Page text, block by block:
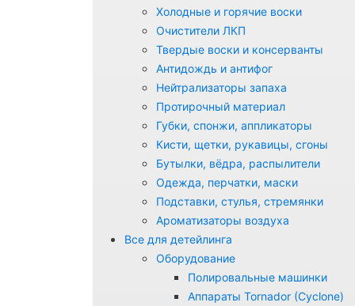
Холодные и горячие воски
Очистители ЛКП
Твердые воски и консерванты
Антидождь и антифог
Нейтрализаторы запаха
Протирочный материал
Губки, спонжи, аппликаторы
Кисти, щетки, рукавицы, сгоны
Бутылки, вёдра, распылители
Одежда, перчатки, маски
Подставки, стулья, стремянки
Ароматизаторы воздуха
Все для детейлинга
Оборудование
Полировальные машинки
Аппараты Tornador (Cyclone)